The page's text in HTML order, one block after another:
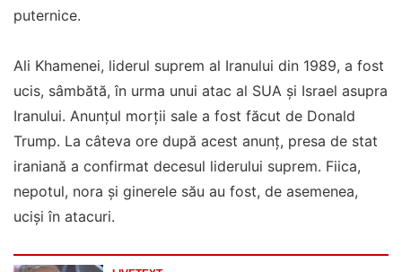
puternice.
Ali Khamenei, liderul suprem al Iranului din 1989, a fost
ucis, sâmbătă, în urma unui atac al SUA și Israel asupra
Iranului. Anunțul morții sale a fost făcut de Donald
Trump. La câteva ore după acest anunţ, presa de stat
iraniană a confirmat decesul liderului suprem. Fiica,
nepotul, nora şi ginerele său au fost, de asemenea,
ucişi în atacuri.